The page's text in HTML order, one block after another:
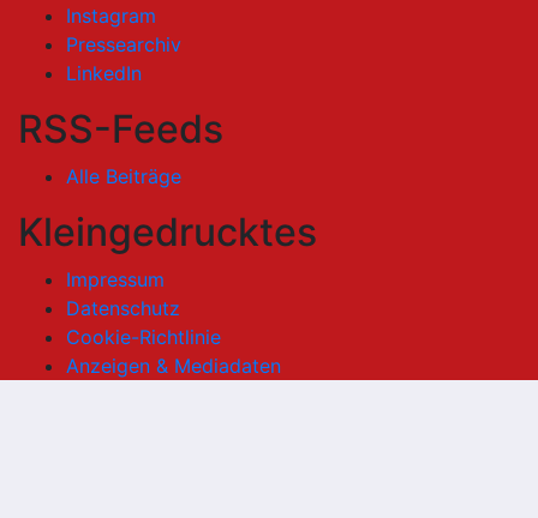
Instagram
Pressearchiv
LinkedIn
RSS-Feeds
Alle Beiträge
Kleingedrucktes
Impressum
Datenschutz
Cookie-Richtlinie
Anzeigen & Mediadaten